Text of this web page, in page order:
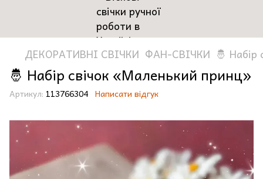
ДЕКОРАТИВНІ СВІЧКИ ФАН-СВІЧКИ 🤴 Набір
🤴 Набір свічок «Маленький принц»
Артикул: 113766304 Написати відгук